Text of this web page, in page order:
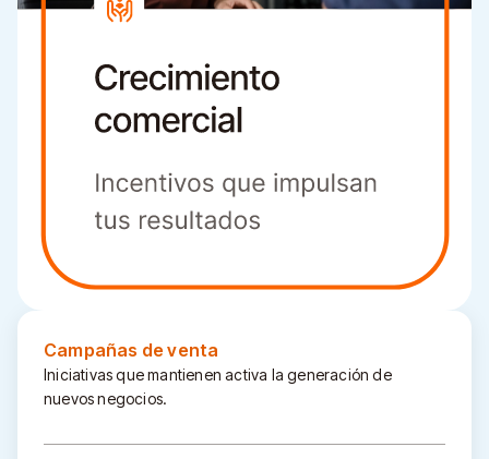
Campañas de venta
Iniciativas que mantienen activa la generación de
nuevos negocios.